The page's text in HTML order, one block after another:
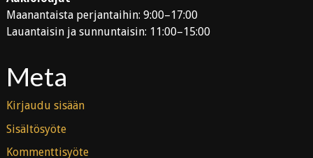
Maanantaista perjantaihin: 9:00–17:00
Lauantaisin ja sunnuntaisin: 11:00–15:00
Meta
Kirjaudu sisään
Sisältösyöte
Kommenttisyöte